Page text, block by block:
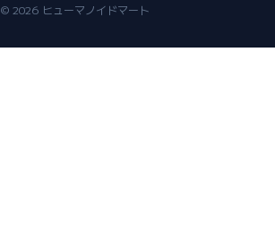
© 2026 ヒューマノイドマート